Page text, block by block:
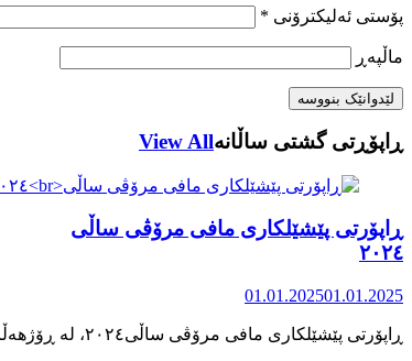
پۆستی ئەلیکترۆنی *
ماڵپه‌ڕ
ڕاپۆڕتی گشتی ساڵانهView All
ڕاپۆرتی پێشێلکاری مافی مرۆڤی ساڵی
٢٠٢٤
01.01.202501.01.2025